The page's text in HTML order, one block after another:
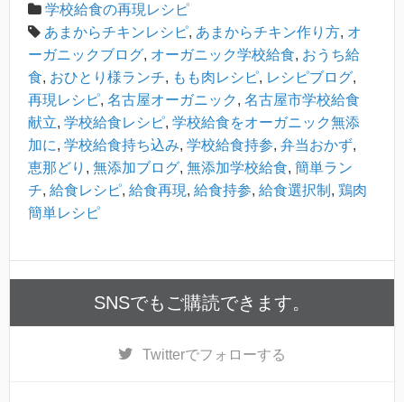
学校給食の再現レシピ
あまからチキンレシピ, あまからチキン作り方, オ
ーガニックブログ, オーガニック学校給食, おうち給
食, おひとり様ランチ, もも肉レシピ, レシピブログ,
再現レシピ, 名古屋オーガニック , 名古屋市学校給食
献立, 学校給食レシピ, 学校給食をオーガニック無添
加に, 学校給食持ち込み, 学校給食持参, 弁当おかず,
恵那どり , 無添加ブログ, 無添加学校給食, 簡単ラン
チ, 給食レシピ, 給食再現, 給食持参, 給食選択制 , 鶏肉
簡単レシピ
SNSでもご購読できます。
Twitterでフォローする